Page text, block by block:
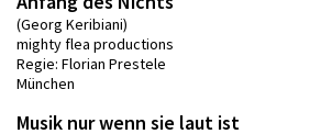
(Georg Keribiani)
mighty flea productions
Regie: Florian Prestele
München
Musik nur wenn sie laut ist